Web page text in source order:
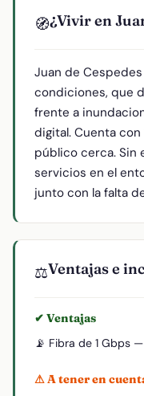
🧭¿Vivir en
Juan de
condiciones, que
frente a
digital. Cuenta
público cerca. Sin
servicios en el
junto con la falta
⚖️Ventajas e
✔ Ventajas
📡 Fibra de 1 Gbps
⚠ A tener en